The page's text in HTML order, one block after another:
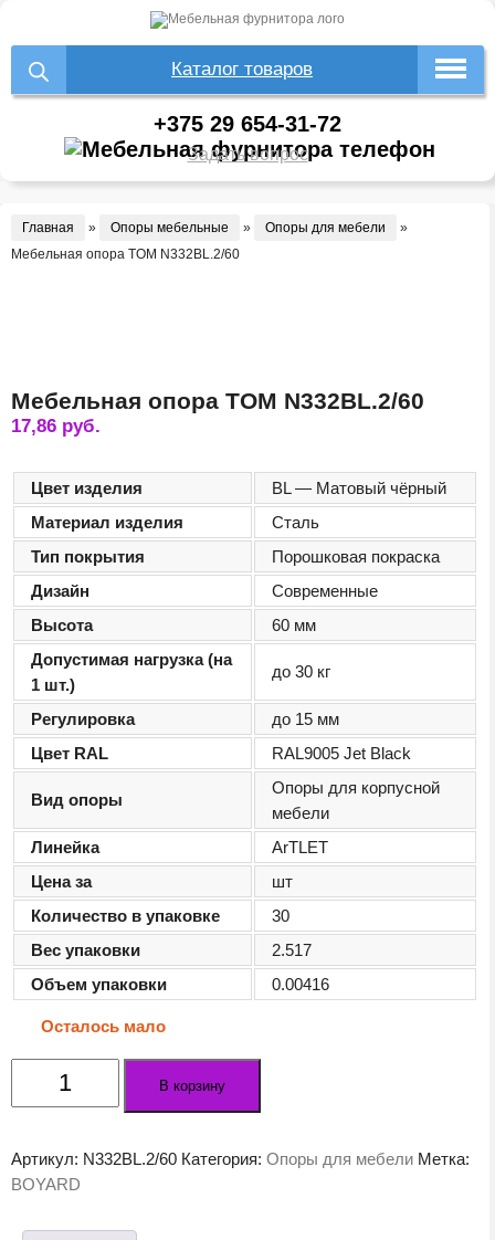
Каталог товаров
+375 29 654-31-72
Задать вопрос
Главная » Опоры мебельные » Опоры для мебели
»
Мебельная опора TOM N332BL.2/60
Мебельная опора TOM N332BL.2/60
17,86 руб.
Цвет изделия
BL — Матовый чёрный
Материал изделия
Сталь
Тип покрытия
Порошковая покраска
Дизайн
Современные
Высота
60 мм
Допустимая нагрузка (на
1 шт.)
до 30 кг
Регулировка
до 15 мм
Цвет RAL
RAL9005 Jet Black
Вид опоры
Опоры для корпусной
мебели
Линейка
ArTLET
Цена за
шт
Количество в упаковке
30
Вес упаковки
2.517
Объем упаковки
0.00416
Осталось мало
Количество
товара
TOM
В корзину
Артикул: N332BL.2/60 Категория: Опоры для мебели Метка:
BOYARD